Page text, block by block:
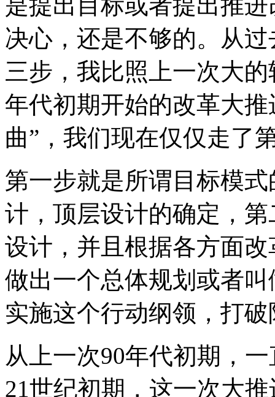
是提出目标或者提出推
决心，还是不够的。从
三步，我比照上一次大
年代初期开始的改革大
曲”，我们现在仅仅走了
第一步就是所谓目标模
计，顶层设计的确定，
设计，并且根据各方面
做出一个总体规划或者
实施这个行动纲领，打
从上一次90年代初期，
21世纪初期，这一次大